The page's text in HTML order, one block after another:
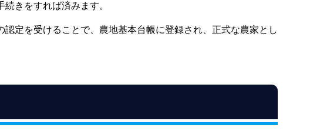
きをすれば済みます。
定を受けることで、農地基本台帳に登録され、正式な農家とし